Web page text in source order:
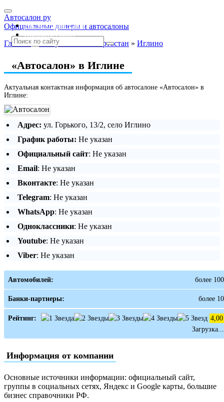
Автосалон ру
Официальные дилеры и автосалоны
Автосалоны Lada
Выбрать город
Главная » Республика Башкортостан » Иглино
«Автосалон» в Иглине
Актуальная контактная информация об автосалоне «Автосалон» в
Иглине:
Адрес: ул. Горького, 13/2, село Иглино
График работы: Не указан
Официальный сайт: Не указан
Email: Не указан
Вконтакте: Не указан
Telegram: Не указан
WhatsApp: Не указан
Одноклассники: Не указан
Youtube: Не указан
Viber: Не указан
Автомобилей: более 100
Банки-партнеры: более 10
Рейтинг:
4,00
Загрузка...
Информация от компании
Основные источники информации: официальный сайт,
группы в социальных сетях, Яндекс и Google карты, большие
бизнес справочники РФ.